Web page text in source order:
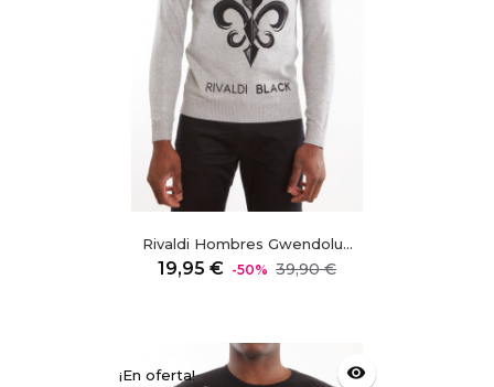
Rivaldi Hombres Gwendolu...
19,95 € Precio
-50% 39,90 €Precio
¡En oferta! visibility